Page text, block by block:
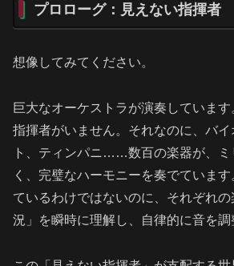
プロローグ：見えない指揮者
想像してみてください。
巨大なオーケストラが演奏していま
指揮者がいません。それなのに、バ
ト、ティンパニ……数百の楽器が、ミ
く、完璧なハーモニーを奏でていま
ているわけではないのに、それぞれ
況」を瞬時に理解し、自律的に音を調